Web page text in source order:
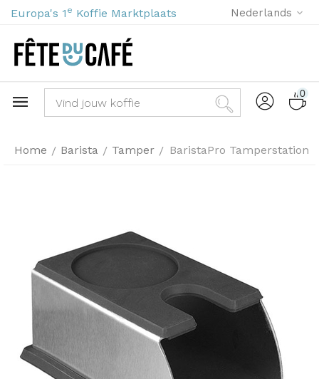
Europa's 1 e Koffie Marktplaats Nederlands
0
Home / Barista / Tamper / BaristaPro Tamperstation